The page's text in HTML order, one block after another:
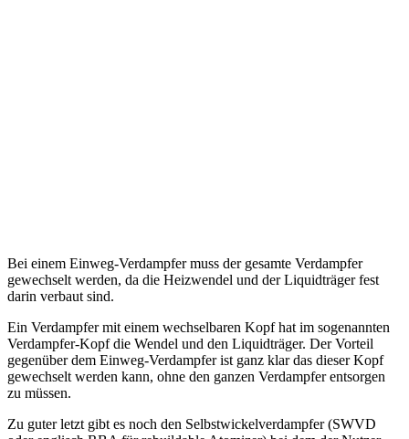
Bei einem Einweg-Verdampfer muss der gesamte Verdampfer
gewechselt werden, da die Heizwendel und der Liquidträger fest
darin verbaut sind.
Ein Verdampfer mit einem wechselbaren Kopf hat im sogenannten
Verdampfer-Kopf die Wendel und den Liquidträger. Der Vorteil
gegenüber dem Einweg-Verdampfer ist ganz klar das dieser Kopf
gewechselt werden kann, ohne den ganzen Verdampfer entsorgen
zu müssen.
Zu guter letzt gibt es noch den Selbstwickelverdampfer (SWVD